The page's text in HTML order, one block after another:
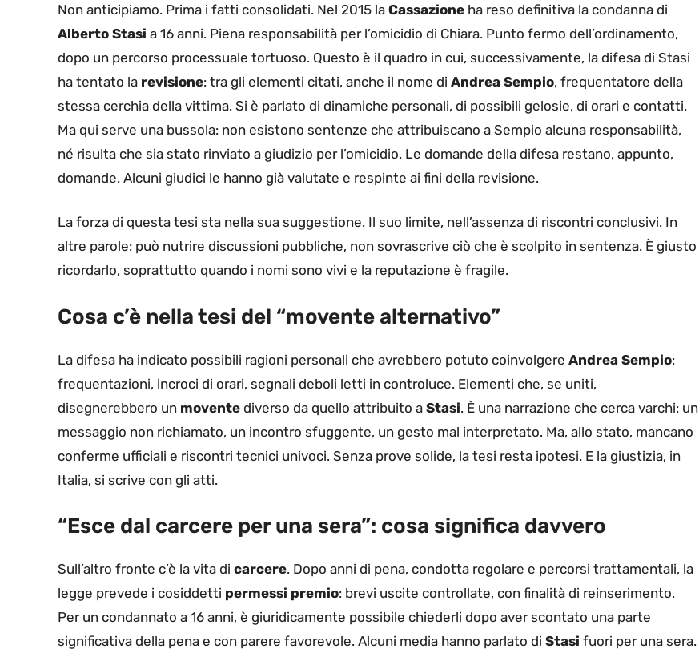
Non anticipiamo. Prima i fatti consolidati. Nel 2015 la Cassazione ha reso definitiva la condanna di
Alberto Stasi a 16 anni. Piena responsabilità per l’omicidio di Chiara. Punto fermo dell’ordinamento,
dopo un percorso processuale tortuoso. Questo è il quadro in cui, successivamente, la difesa di Stasi
ha tentato la revisione: tra gli elementi citati, anche il nome di Andrea Sempio, frequentatore della
stessa cerchia della vittima. Si è parlato di dinamiche personali, di possibili gelosie, di orari e contatti.
Ma qui serve una bussola: non esistono sentenze che attribuiscano a Sempio alcuna responsabilità,
né risulta che sia stato rinviato a giudizio per l’omicidio. Le domande della difesa restano, appunto,
domande. Alcuni giudici le hanno già valutate e respinte ai fini della revisione.
La forza di questa tesi sta nella sua suggestione. Il suo limite, nell’assenza di riscontri conclusivi. In
altre parole: può nutrire discussioni pubbliche, non sovrascrive ciò che è scolpito in sentenza. È giusto
ricordarlo, soprattutto quando i nomi sono vivi e la reputazione è fragile.
Cosa c’è nella tesi del “movente alternativo”
La difesa ha indicato possibili ragioni personali che avrebbero potuto coinvolgere Andrea Sempio:
frequentazioni, incroci di orari, segnali deboli letti in controluce. Elementi che, se uniti,
disegnerebbero un movente diverso da quello attribuito a Stasi. È una narrazione che cerca varchi: un
messaggio non richiamato, un incontro sfuggente, un gesto mal interpretato. Ma, allo stato, mancano
conferme ufficiali e riscontri tecnici univoci. Senza prove solide, la tesi resta ipotesi. E la giustizia, in
Italia, si scrive con gli atti.
“Esce dal carcere per una sera”: cosa significa davvero
Sull’altro fronte c’è la vita di carcere. Dopo anni di pena, condotta regolare e percorsi trattamentali, la
legge prevede i cosiddetti permessi premio: brevi uscite controllate, con finalità di reinserimento.
Per un condannato a 16 anni, è giuridicamente possibile chiederli dopo aver scontato una parte
significativa della pena e con parere favorevole. Alcuni media hanno parlato di Stasi fuori per una sera.